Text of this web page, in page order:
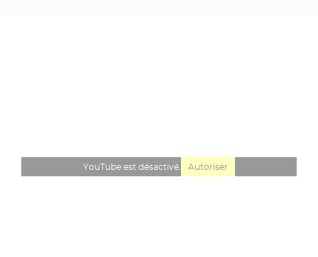
YouTube est désactivé. Autoriser